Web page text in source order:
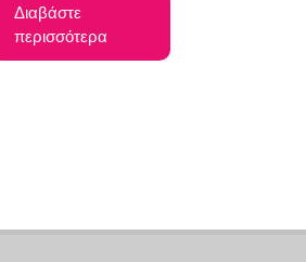
Διαβάστε
περισσότερα